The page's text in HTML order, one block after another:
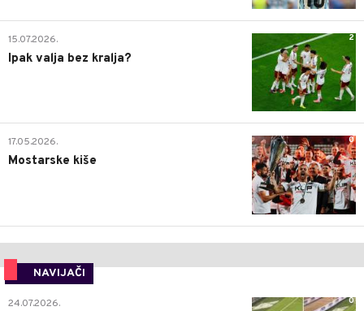
2
15.07.2026.
Ipak valja bez kralja?
0
17.05.2026.
Mostarske kiše
NAVIJAČI
0
24.07.2026.